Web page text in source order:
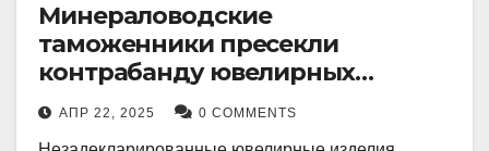
Минераловодские
таможенники пресекли
контрабанду ювелирных
изделий на 2 млн рублей
АПР 22, 2025 0 COMMENTS